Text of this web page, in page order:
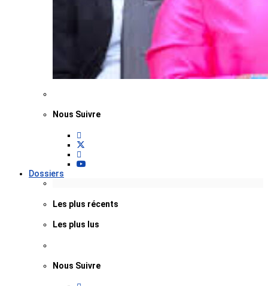
Nous Suivre
Dossiers
Les plus récents
Les plus lus
Nous Suivre